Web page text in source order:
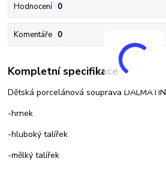
Hodnocení 0
Komentáře 0
Kompletní specifikace
Dětská porcelánová souprava DALMATIN
-hrnek
-hluboký talířek
-mělký talířek